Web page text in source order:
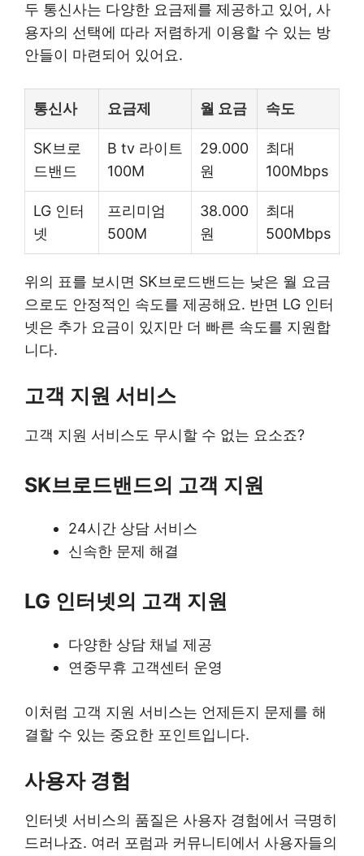
두 통신사는 다양한 요금제를 제공하고 있어, 사
용자의 선택에 따라 저렴하게 이용할 수 있는 방
안들이 마련되어 있어요.
통신사 요금제 월 요금 속도
SK브로
드밴드
B tv 라이트
100M
29.000
원
최대
100Mbps
LG 인터
넷
프리미엄
500M
38.000
원
최대
500Mbps
위의 표를 보시면 SK브로드밴드는 낮은 월 요금
으로도 안정적인 속도를 제공해요. 반면 LG 인터
넷은 추가 요금이 있지만 더 빠른 속도를 지원합
니다.
고객 지원 서비스
고객 지원 서비스도 무시할 수 없는 요소죠?
SK브로드밴드의 고객 지원
24시간 상담 서비스
신속한 문제 해결
LG 인터넷의 고객 지원
다양한 상담 채널 제공
연중무휴 고객센터 운영
이처럼 고객 지원 서비스는 언제든지 문제를 해
결할 수 있는 중요한 포인트입니다.
사용자 경험
인터넷 서비스의 품질은 사용자 경험에서 극명히
드러나죠. 여러 포럼과 커뮤니티에서 사용자들의